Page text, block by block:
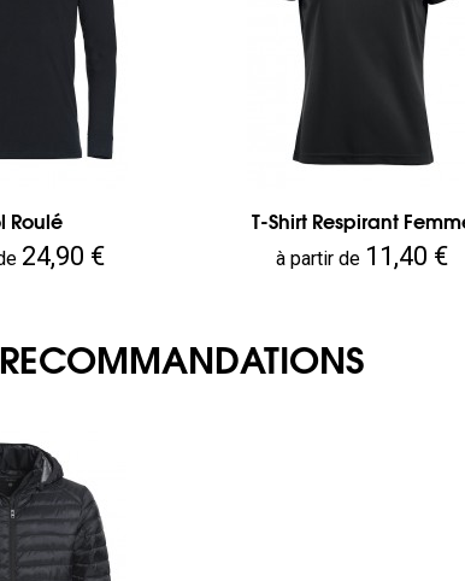
Roulé
24,90 €
T-Shirt Respirant
Prix
à partir de 11,40 €
RECOMMANDATIONS